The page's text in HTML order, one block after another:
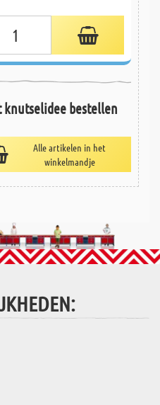
bestellen
Alle artikelen in het
winkelmandje